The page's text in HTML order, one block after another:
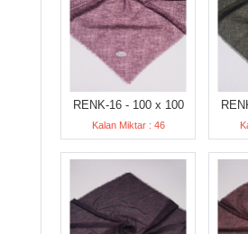
RENK-16 - 100 x 100
Kalan Miktar : 46